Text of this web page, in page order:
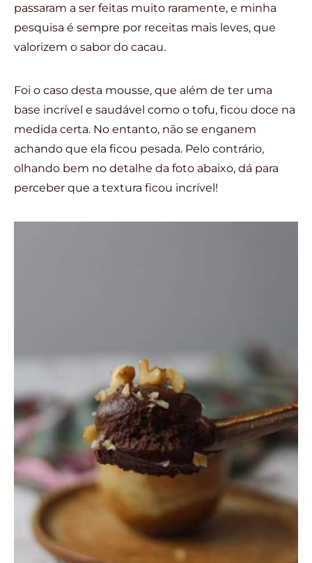
passaram a ser feitas muito raramente, e minha
pesquisa é sempre por receitas mais leves, que
valorizem o sabor do cacau.
Foi o caso desta mousse, que além de ter uma
base incrível e saudável como o tofu, ficou doce na
medida certa. No entanto, não se enganem
achando que ela ficou pesada. Pelo contrário,
olhando bem no detalhe da foto abaixo, dá para
perceber que a textura ficou incrível!